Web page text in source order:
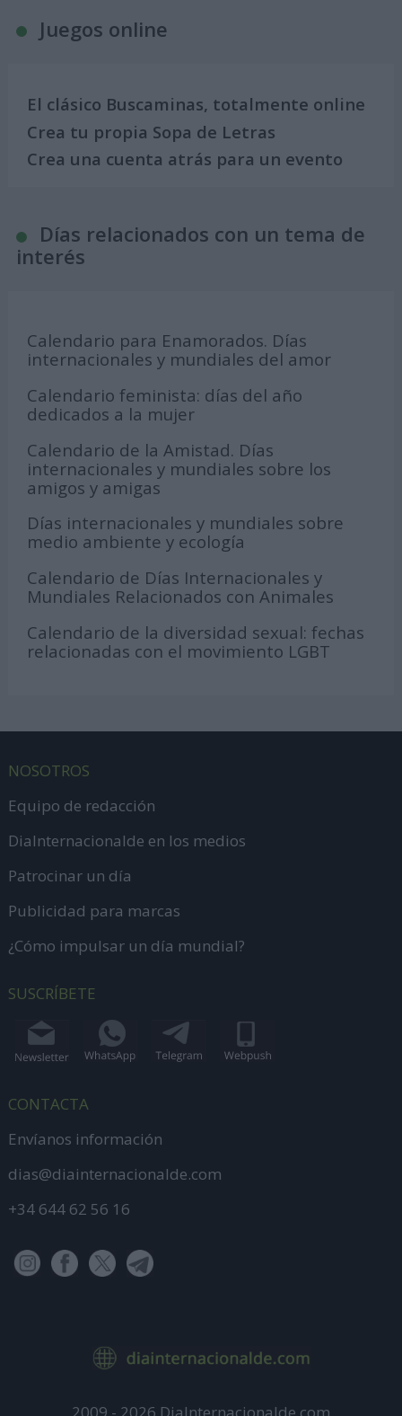
Juegos online
El clásico Buscaminas, totalmente online
Crea tu propia Sopa de Letras
Crea una cuenta atrás para un evento
Días relacionados con un tema de
interés
Calendario para Enamorados. Días
internacionales y mundiales del amor
Calendario feminista: días del año
dedicados a la mujer
Calendario de la Amistad. Días
internacionales y mundiales sobre los
amigos y amigas
Días internacionales y mundiales sobre
medio ambiente y ecología
Calendario de Días Internacionales y
Mundiales Relacionados con Animales
Calendario de la diversidad sexual: fechas
relacionadas con el movimiento LGBT
NOSOTROS
Equipo de redacción
DiaInternacionalde en los medios
Patrocinar un día
Publicidad para marcas
¿Cómo impulsar un día mundial?
SUSCRÍBETE
CONTACTA
Envíanos información
dias@diainternacionalde.com
+34 644 62 56 16